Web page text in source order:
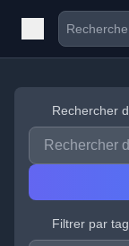
Rechercher
Filtrer par tag